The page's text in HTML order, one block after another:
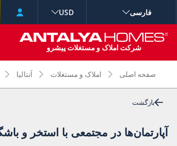
صفحه اصلی املاک و مستغلات آنتالیا
بازگشت
آپارتمان‌ها در مجتمعی با استخر و
فارسی USD
شرکت املاک و مستغلات پیشرو
جستجوی پیشرفته